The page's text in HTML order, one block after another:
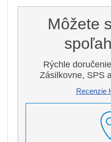
Môžete
Rýchle
Zásilkovne, SPS
Recenzie